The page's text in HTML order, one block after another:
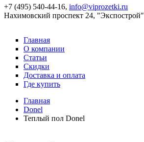
+7 (495) 540-44-16, info@viprozetki.ru
Нахимовский проспект 24, "Экспострой"
Главная
О компании
Статьи
Скидки
Доставка и оплата
Где купить
Главная
Donel
Теплый пол Donel